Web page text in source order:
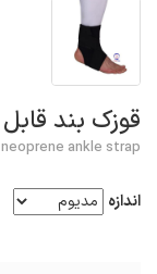
قوزک بند
ankle strap
اندازه